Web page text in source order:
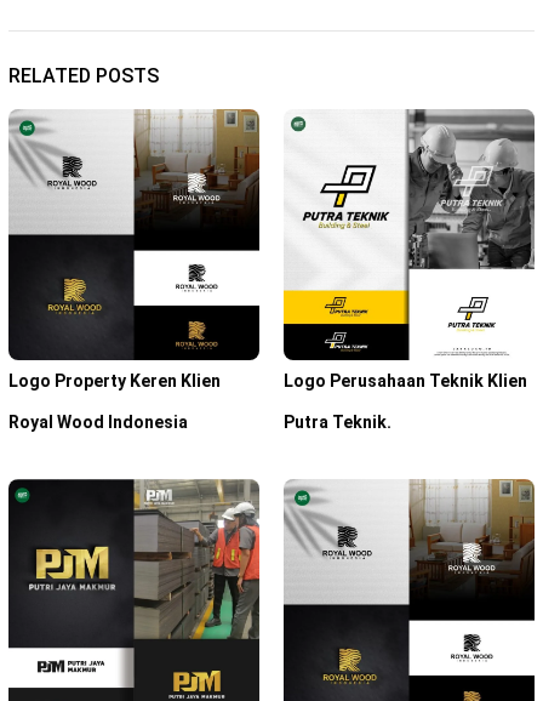
RELATED POSTS
Logo Property Keren Klien
Royal Wood Indonesia
Logo Perusahaan Teknik Klien
Putra Teknik.